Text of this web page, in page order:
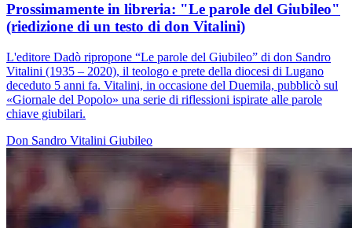
Prossimamente in libreria: "Le parole del Giubileo"
(riedizione di un testo di don Vitalini)
L'editore Dadò ripropone “Le parole del Giubileo” di don Sandro
Vitalini (1935 – 2020), il teologo e prete della diocesi di Lugano
deceduto 5 anni fa. Vitalini, in occasione del Duemila, pubblicò sul
«Giornale del Popolo» una serie di riflessioni ispirate alle parole
chiave giubilari.
Don Sandro Vitalini Giubileo